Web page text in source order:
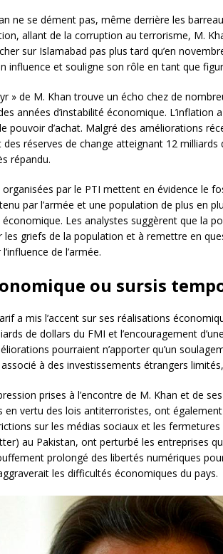
ne se dément pas, même derrière les
allant de la corruption au terrorisme, M.
sur Islamabad pas plus tard qu’en
influence et souligne son rôle en tant que
» de M. Khan trouve un écho chez de
années d’instabilité économique. L’inflation
pouvoir d’achat. Malgré des améliorations
des réserves de change atteignant 12
répandu.
par le PTI mettent en évidence le
par l’armée et une population de plus en
Les analystes suggèrent que la
les griefs de la population et à remettre en
de l’armée.
ou sursis
a mis l’accent sur ses réalisations
de dollars du FMI et l’encouragement
pourraient n’apporter qu’un
à des investissements étrangers
prises à l’encontre de M. Khan et de
en vertu des lois antiterroristes, ont
sur les médias sociaux et les fermetures
au Pakistan, ont perturbé les entreprises
prolongé des libertés numériques
les difficultés économiques du pays.